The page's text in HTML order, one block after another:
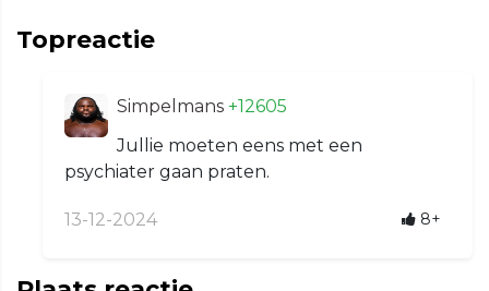
Topreactie
Simpelmans +12605
Jullie moeten eens met een
psychiater gaan praten.
13-12-2024 8+